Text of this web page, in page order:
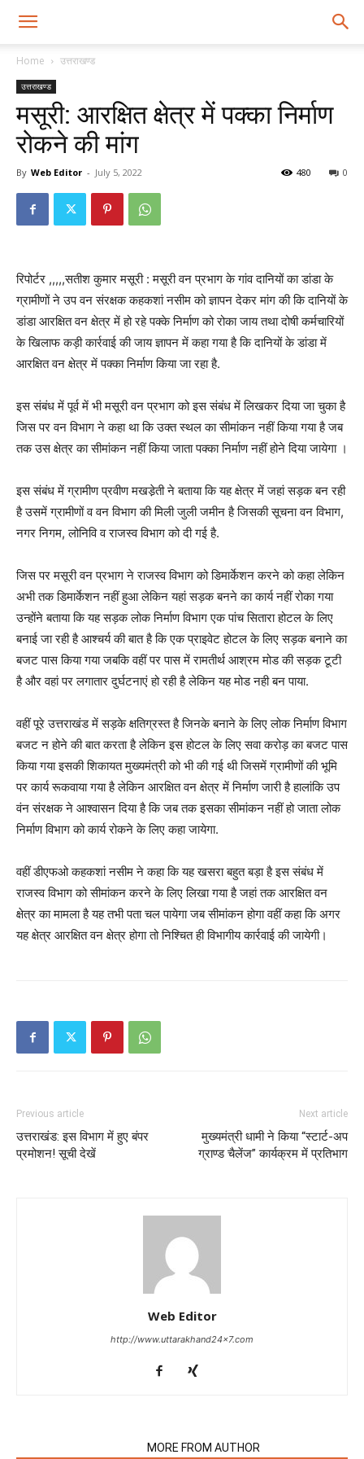
Home उत्तराखण्ड
उत्तराखण्ड
मसूरी: आरक्षित क्षेत्र में पक्का निर्माण
रोकने की मांग
By Web Editor - July 5, 2022 0
480
रिपोर्टर ,,,,,सतीश कुमार मसूरी : मसूरी वन प्रभाग के गांव दानियों का डांडा के
ग्रामीणों ने उप वन संरक्षक कहकशां नसीम को ज्ञापन देकर मांग की कि दानियों के
डांडा आरक्षित वन क्षेत्र में हो रहे पक्के निर्माण को रोका जाय तथा दोषी कर्मचारियों
के खिलाफ कड़ी कार्रवाई की जाय ज्ञापन में कहा गया है कि दानियों के डांडा में
आरक्षित वन क्षेत्र में पक्का निर्माण किया जा रहा है.
इस संबंध में पूर्व में भी मसूरी वन प्रभाग को इस संबंध में लिखकर दिया जा चुका है
जिस पर वन विभाग ने कहा था कि उक्त स्थल का सीमांकन नहीं किया गया है जब
तक उस क्षेत्र का सीमांकन नहीं किया जाता पक्का निर्माण नहीं होने दिया जायेगा ।
इस संबंध में ग्रामीण प्रवीण मखडे़ती ने बताया कि यह क्षेत्र में जहां सड़क बन रही
है उसमें ग्रामीणों व वन विभाग की मिली जुली जमीन है जिसकी सूचना वन विभाग,
नगर निगम, लोनिवि व राजस्व विभाग को दी गई है.
जिस पर मसूरी वन प्रभाग ने राजस्व विभाग को डिमार्केशन करने को कहा लेकिन
अभी तक डिमार्केशन नहीं हुआ लेकिन यहां सड़क बनने का कार्य नहीं रोका गया
उन्होंने बताया कि यह सड़क लोक निर्माण विभाग एक पांच सितारा होटल के लिए
बनाई जा रही है आश्चर्य की बात है कि एक प्राइवेट होटल के लिए सड़क बनाने का
बजट पास किया गया जबकि वहीं पर पास में रामतीर्थ आश्रम मोड की सड़क टूटी
है और वहां पर लगातार दुर्घटनाएं हो रही है लेकिन यह मोड नही बन पाया.
वहीं पूरे उत्तराखंड में सड़के क्षतिग्रस्त है जिनके बनाने के लिए लोक निर्माण विभाग
बजट न होने की बात करता है लेकिन इस होटल के लिए सवा करोड़ का बजट पास
किया गया इसकी शिकायत मुख्यमंत्री को भी की गई थी जिसमें ग्रामीणों की भूमि
पर कार्य रूकवाया गया है लेकिन आरक्षित वन क्षेत्र में निर्माण जारी है हालांकि उप
वंन संरक्षक ने आश्वासन दिया है कि जब तक इसका सीमांकन नहीं हो जाता लोक
निर्माण विभाग को कार्य रोकने के लिए कहा जायेगा.
वहीं डीएफओ कहकशां नसीम ने कहा कि यह खसरा बहुत बड़ा है इस संबंध में
राजस्व विभाग को सीमांकन करने के लिए लिखा गया है जहां तक आरक्षित वन
क्षेत्र का मामला है यह तभी पता चल पायेगा जब सीमांकन होगा वहीं कहा कि अगर
यह क्षेत्र आरक्षित वन क्षेत्र होगा तो निश्चित ही विभागीय कार्रवाई की जायेगी।
Previous article
उत्तराखंड: इस विभाग में हुए बंपर
प्रमोशन! सूची देखें
Next article
मुख्यमंत्री धामी ने किया “स्टार्ट-अप
ग्राण्ड चैलेंज” कार्यक्रम में प्रतिभाग
Web Editor
http://www.uttarakhand24x7.com
MORE FROM AUTHOR